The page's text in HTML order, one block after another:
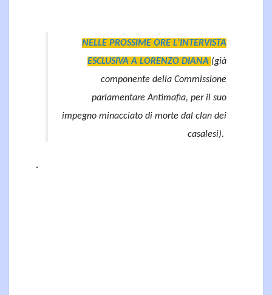
NELLE PROSSIME ORE L'INTERVISTA
ESCLUSIVA A LORENZO DIANA (già
componente della Commissione
parlamentare Antimafia, per il suo
impegno minacciato di morte dal clan dei
casalesi).